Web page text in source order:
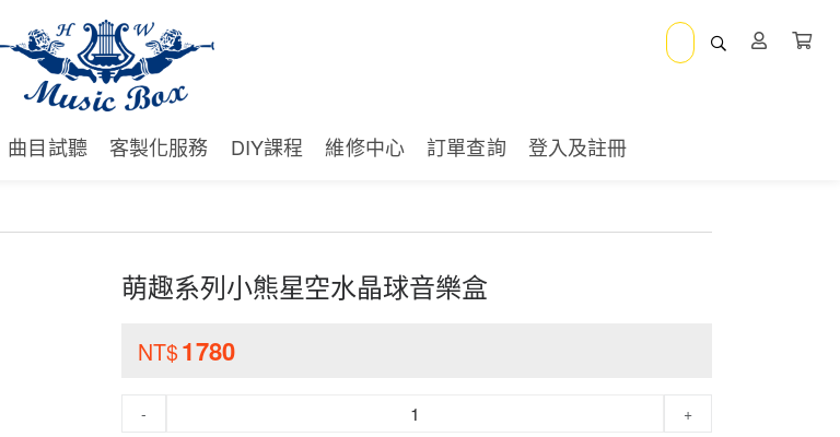
曲目試聽 客製化服務 DIY課程 維修中心 訂單查詢 登入及註冊
萌趣系列小熊星空水晶球音樂盒
NT$1780
- +